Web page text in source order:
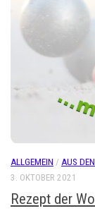
ALLGEMEIN / AUS
3. OKTOBER 2021
Rezept der